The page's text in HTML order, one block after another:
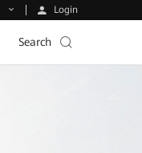
Login
Search